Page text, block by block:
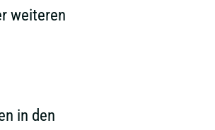
weiteren
in den